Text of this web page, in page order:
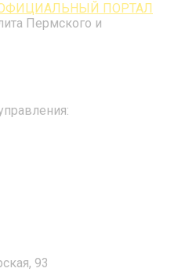
ПОРТАЛ
Пермского и
93